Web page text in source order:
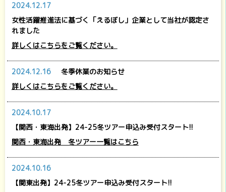
2024.12.17
女性活躍推進法に基づく「えるぼし」企業として当社が認定さ
れました
詳しくはこちらをご覧ください。
2024.12.16
冬季休業のお知らせ
詳しくはこちらをご覧ください。
2024.10.17
【関西・東海出発】24-25冬ツアー申込み受付スタート!!
関西・東海出発 冬ツアー一覧はこちら
2024.10.16
【関東出発】24-25冬ツアー申込み受付スタート!!